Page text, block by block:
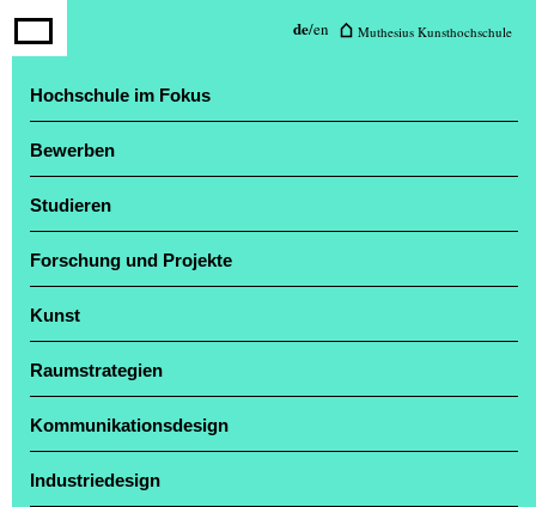
Typografie
»OPEN SPCE EXAMS« – Ausstellung der
Kommunikationsdesign Abschlussarbeiten
de/en Muthesius Kunsthochschule
Hochschule im Fokus
Bewerben
Studieren
Forschung und Projekte
Kunst
Raumstrategien
Kommunikationsdesign
Industriedesign